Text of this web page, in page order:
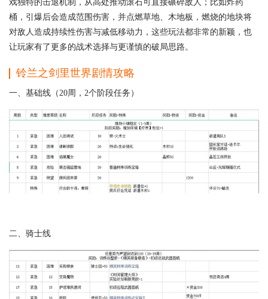
戏独特的击退机制，从高处推动滚石可直接碾碎敌人；比如炸药
桶，引爆后会造成范围伤害，并点燃草地、木地板，燃烧的地块将
对敌人造成持续性伤害与减低移动力，这些玩法都非常的新颖，也
让玩家有了更多的战术选择与更谨慎的破局思路。
铃兰之剑里世界剧情攻略
一、基础线（20周，2个阶段任务）
二、骑士线